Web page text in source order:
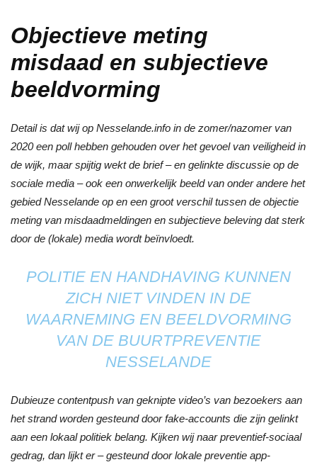
Objectieve meting
misdaad en subjectieve
beeldvorming
Detail is dat wij op Nesselande.info in de zomer/nazomer van
2020 een poll hebben gehouden over het gevoel van veiligheid in
de wijk, maar spijtig wekt de brief – en gelinkte discussie op de
sociale media – ook een onwerkelijk beeld van onder andere het
gebied Nesselande op en een groot verschil tussen de objectie
meting van misdaadmeldingen en subjectieve beleving dat sterk
door de (lokale) media wordt beïnvloedt.
POLITIE EN HANDHAVING KUNNEN
ZICH NIET VINDEN IN DE
WAARNEMING EN BEELDVORMING
VAN DE BUURTPREVENTIE
NESSELANDE
Dubieuze contentpush van geknipte video’s van bezoekers aan
het strand worden gesteund door fake-accounts die zijn gelinkt
aan een lokaal politiek belang. Kijken wij naar preventief-sociaal
gedrag, dan lijkt er – gesteund door lokale preventie app-